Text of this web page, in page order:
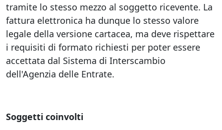
tramite lo stesso mezzo al soggetto ricevente. La
fattura elettronica ha dunque lo stesso valore
legale della versione cartacea, ma deve rispettare
i requisiti di formato richiesti per poter essere
accettata dal Sistema di Interscambio
dell'Agenzia delle Entrate.
Soggetti coinvolti